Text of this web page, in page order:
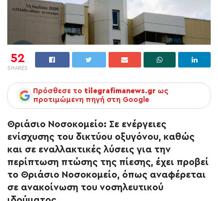
52
SHARES
Πρόσθεσε το tilegrafimanews.gr ως
προτιμώμενη πηγή στη Google
Θριάσιο Νοσοκομείο: Σε ενέργειες
ενίσχυσης του δικτύου οξυγόνου, καθώς
και σε εναλλακτικές λύσεις για την
περίπτωση πτώσης της πίεσης, έχει προβεί
το Θριάσιο Νοσοκομείο, όπως αναφέρεται
σε ανακοίνωση του νοσηλευτικού